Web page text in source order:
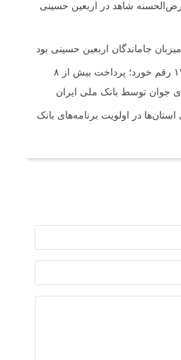
شاهد در اربعین حسینی
جاماندگان اربعین حسینی بود
در چهار ماه نخست ۱۴۰۵ رقم خورد؛ پرداخت بیش از ۸
جوان توسط بانک ملی ایران
در اولویت برنامه‌های بانک